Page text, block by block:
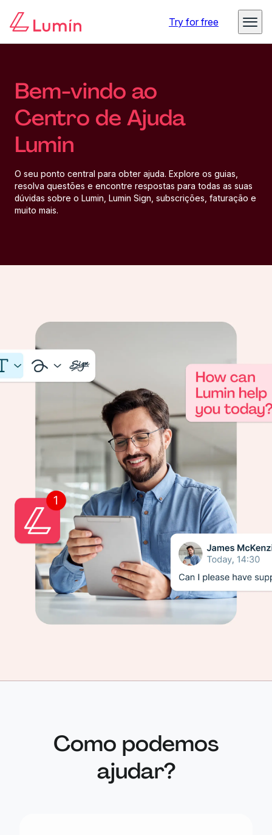
Try for free
Bem-vindo ao
Centro de Ajuda
Lumin
O seu ponto central para obter ajuda. Explore os guias,
resolva questões e encontre respostas para todas as suas
dúvidas sobre o Lumin, Lumin Sign, subscrições, faturação e
muito mais.
Como podemos
ajudar?